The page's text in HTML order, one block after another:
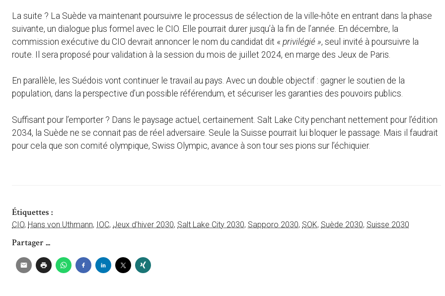
La suite ? La Suède va maintenant poursuivre le processus de sélection de la ville-hôte en entrant dans la phase
suivante, un dialogue plus formel avec le CIO. Elle pourrait durer jusqu’à la fin de l’année. En décembre, la
commission exécutive du CIO devrait annoncer le nom du candidat dit « privilégié », seul invité à poursuivre la
route. Il sera proposé pour validation à la session du mois de juillet 2024, en marge des Jeux de Paris.
En parallèle, les Suédois vont continuer le travail au pays. Avec un double objectif : gagner le soutien de la
population, dans la perspective d’un possible référendum, et sécuriser les garanties des pouvoirs publics.
Suffisant pour l’emporter ? Dans le paysage actuel, certainement. Salt Lake City penchant nettement pour l’édition
2034, la Suède ne se connait pas de réel adversaire. Seule la Suisse pourrait lui bloquer le passage. Mais il faudrait
pour cela que son comité olympique, Swiss Olympic, avance à son tour ses pions sur l’échiquier.
Étiquettes :
CIO, Hans von Uthmann, IOC, Jeux d'hiver 2030, Salt Lake City 2030, Sapporo 2030, SOK, Suède 2030, Suisse 2030
Partager ...